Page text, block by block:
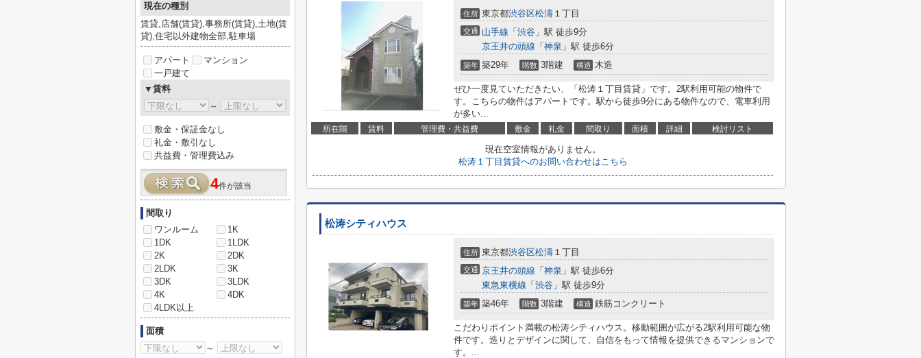
住所 東京都渋谷区松濤 １丁目
交通 山手線 「 渋谷 」駅 徒歩9分
京王井の頭線 「 神泉 」駅 徒歩6分
築年 築29年 階数 3階建 構造 木造
ぜひ一度見ていただきたい、「松涛１丁目賃貸」です。2駅利用可能の物件で
す。こちらの物件はアパートです。駅から徒歩9分にある物件なので、電車利用
が多い...
所在階 賃料 管理費・共益費 敷金 礼金 間取り 面積 詳細 検討リスト
現在空室情報がありません。
松涛１丁目賃貸へのお問い合わせはこちら
松涛シティハウス
住所 東京都渋谷区松濤 １丁目
交通 京王井の頭線 「 神泉 」駅 徒歩6分
東急東横線 「 渋谷 」駅 徒歩9分
築年 築46年 階数 3階建 構造 鉄筋コンクリート
こだわりポイント満載の松涛シティハウス。移動範囲が広がる2駅利用可能な物
件です。造りとデザインに関して、自信をもって情報を提供できるマンションで
す。...
現在の種別
賃貸,店舗(賃貸),事務所(賃貸),土地(賃
貸),住宅以外建物全部,駐車場
アパート
マンション
一戸建て
▼賃料
～
敷金・保証金なし
礼金・敷引なし
共益費・管理費込み
4件が該当
間取り
ワンルーム
1K
1DK
1LDK
2K
2DK
2LDK
3K
3DK
3LDK
4K
4DK
4LDK以上
面積
～